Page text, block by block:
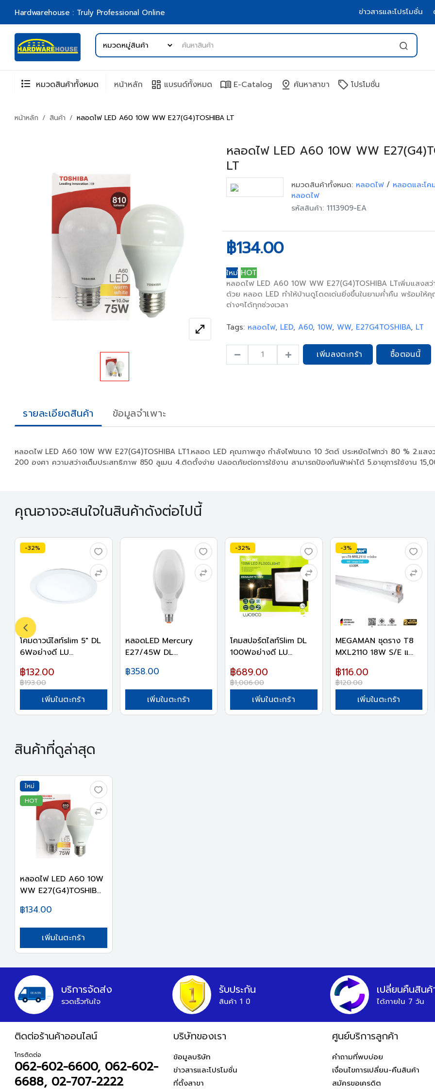
Hardwarehouse : Truly Professional Online ข่าวสารและโปรโมชั่น
format_list_bulleted หมวดสินค้าทั้งหมด หน้าหลัก browse แบรนด์ทั้งหมด menu_book E-Catalog pin_drop ค้นหาสาขา sell โปรโมชั่น
หน้าหลัก สินค้า หลอดไฟ LED A60 10W WW E27(G4)TOSHIBA LT
open_in_full open_in_full
หลอดไฟ LED A60 10W WW
LT
หมวดสินค้าทั้งหมด: หลอดไฟ/ หลอดและโค
หลอดไฟ
รหัสสินค้า: 1113909-EA
฿134.00
ใหม่ HOT
หลอดไฟ LED A60 10W WW E27(G4)TOSHIBA LTเพิ่มแสงสว่
ด้วย หลอด LED ทำให้บ้านดูโดดเด่นยิ่งขึ้นในยามค่ำคืน พร้อมให้
ต่างๆได้ทุกช่วงเวลา
Tags: หลอดไฟ, LED, A60, 10W, WW, E27G4TOSHIBA, LT
เพิ่มลงตะกร้า ซื้อตอนนี้
รายละเอียดสินค้า ข้อมูลจำเพาะ
หลอดไฟ LED A60 10W WW E27(G4)TOSHIBA LT1.หลอด LED คุณภาพสูง กำลังไฟขนาด 10 วัตต์ ประหยัดไฟกว่า 80 % 2.แส
200 องศา ความสว่างเต็มประสทธิภาพ 850 ลูเมน 4.ติดตั้งง่าย ปลอดภัยต่อการใช้งาน สามารถป้องกันฟ้าผ่าได้ 5.อายุการใช้งาน
คุณอาจจะสนใจในสินค้าดังต่อไปนี้
-32%
โคมดาวน์ไลท์slim 5" DL
6Wอย่างดี LU...
฿132.00
฿193.00
เพิ่มในตะกร้า
หลอดLED Mercury
E27/45W DL
฿358.00
เพิ่มในตะกร้า
-32%
โคมสปอร์ตไลท์Slim DL
100Wอย่างดี LU...
฿689.00
฿1,006.00
เพิ่มในตะกร้า
-3%
MEGAMAN ชุดราง T8
MXL2110 18W S/E แ...
฿116.00
฿120.00
เพิ่มในตะกร้า
สินค้าที่ดูล่าสุด
ใหม่
HOT
หลอดไฟ LED A60 10W
WW E27(G4)TOSHIB...
฿134.00
เพิ่มในตะกร้า
บริการจัดส่ง
รวดเร็วทันใจ
รับประกัน
สินค้า 1 ปี
เปลี่ยนคืนสินค้
ได้ภายใน 7 วัน
ติดต่อร้านค้าออนไลน์
โทรติดต่อ
062-602-6600, 062-602-
6688, 02-707-2222
บริษัทของเรา
ข้อมูลบริษัท
ข่าวสารและโปรโมชั่น
ที่ตั้งสาขา
ศูนย์บริการลูกค้า
คำถามที่พบบ่อย
เงื่อนไขการเปลี่ยน-คืนสินค้า
สมัครขอเครดิต